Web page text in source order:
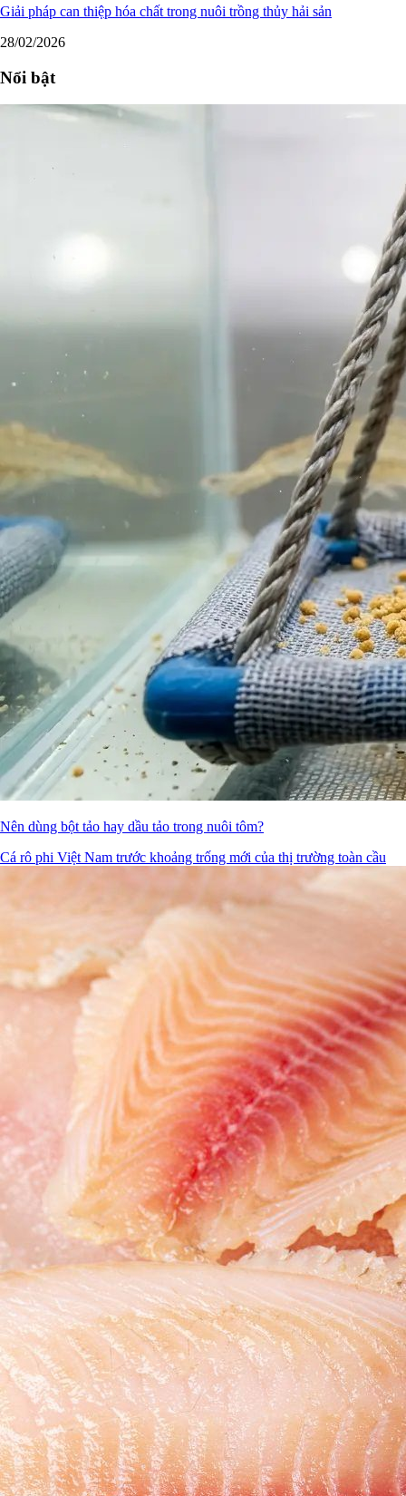
Giải pháp can thiệp hóa chất trong nuôi trồng thủy hải sản
28/02/2026
Nổi bật
Nên dùng bột tảo hay dầu tảo trong nuôi tôm?
Cá rô phi Việt Nam trước khoảng trống mới của thị trường toàn cầu